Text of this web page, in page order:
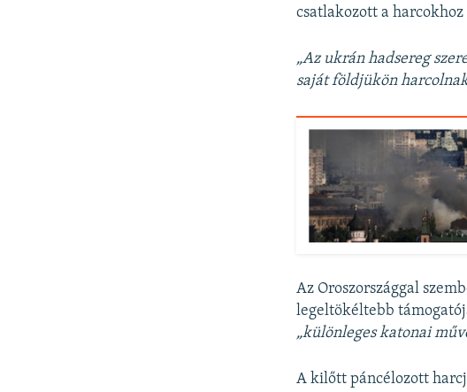
csatlakozott a
„Az ukrán hadsereg
saját földjükön
Az Oroszországgal
legeltökéltebb
„különleges katonai
A kilőtt páncélozott